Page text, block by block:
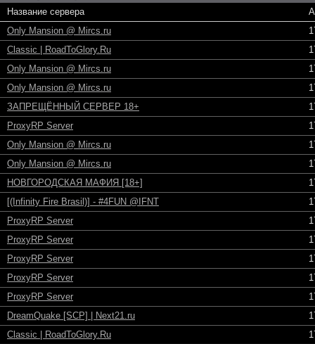
Название сервера
Only Mansion @ Mircs.ru
Classic | RoadToGlory.Ru
Only Mansion @ Mircs.ru
Only Mansion @ Mircs.ru
ЗАПРЕЩЁННЫЙ СЕРВЕР 18+
ProxyRP Server
Only Mansion @ Mircs.ru
Only Mansion @ Mircs.ru
НОВГОРОДСКАЯ МАФИЯ [18+]
[(Infinity Fire Brasil)] - #4FUN @IFNT
ProxyRP Server
ProxyRP Server
ProxyRP Server
ProxyRP Server
ProxyRP Server
DreamQuake [SCP] | Next21.ru
Classic | RoadToGlory.Ru